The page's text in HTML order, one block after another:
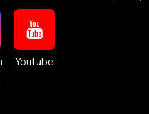
Youtube